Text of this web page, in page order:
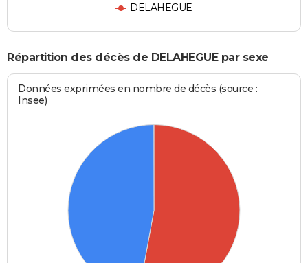
DELAHEGUE
Répartition des décès de DELAHEGUE par sexe
Données exprimées en nombre de décès (source :
Insee)